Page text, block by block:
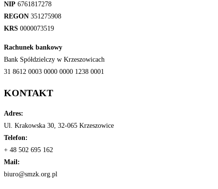
NIP 6761817278
REGON 351275908
KRS 0000073519
Rachunek bankowy
Bank Spółdzielczy w Krzeszowicach
31 8612 0003 0000 0000 1238 0001
KONTAKT
Adres:
Ul. Krakowska 30, 32-065 Krzeszowice
Telefon:
+ 48 502 695 162
Mail:
biuro@smzk.org.pl